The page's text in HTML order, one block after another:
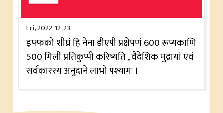
Fri, 2022-12-23
इफ्फको शीघ्रं हि नेना डीएपी प्रक्षेपणं 600 रूप्यकाणि
500 मिली प्रतिकुप्पी करिष्यति , वैदेशिक मुद्रायां एवं
सर्वकारस्य अनुदाने लाभो पश्यामः ।